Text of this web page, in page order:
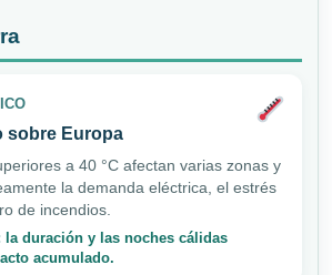
sobre Europa
a 40 °C afectan varias zonas y
la demanda eléctrica, el estrés
de incendios.
la duración y las noches cálidas
acumulado.